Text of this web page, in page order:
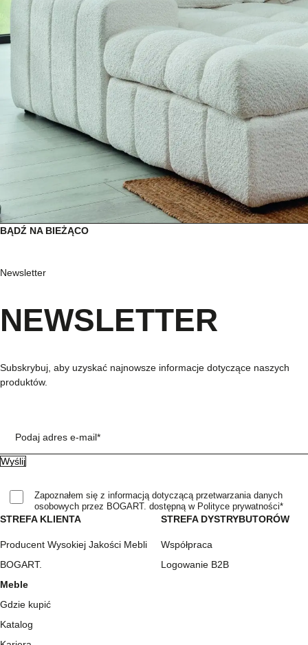
STREFA KLIENTA
Producent Wysokiej Jakości Mebli
BOGART.
Meble
Gdzie kupić
Katalog
STREFA DYSTRYBUTORÓW
Współpraca
Logowanie B2B
BĄDŹ NA BIEŻĄCO
Newsletter
NEWSLETTER
Subskrybuj, aby uzyskać najnowsze informacje dotyczące naszych
produktów.
Podaj adres e-mail*
Zapoznałem się z informacją dotyczącą przetwarzania danych
osobowych przez BOGART. dostępną w Polityce prywatności*